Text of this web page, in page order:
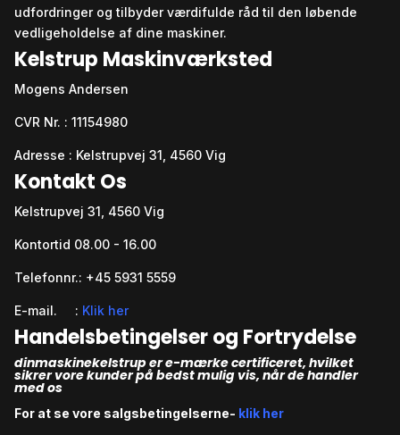
udfordringer og tilbyder værdifulde råd til den løbende
vedligeholdelse af dine maskiner.
Kelstrup Maskinværksted
Mogens Andersen
CVR Nr. : 11154980
Adresse : Kelstrupvej 31, 4560 Vig
Kontakt Os
Kelstrupvej 31, 4560 Vig
Kontortid 08.00 - 16.00
Telefonnr.: +45 5931 5559
E-mail. : Klik her
Handelsbetingelser og Fortrydelse
dinmaskinekelstrup er e-mærke certificeret, hvilket
sikrer vore kunder på bedst mulig vis, når de handler
med os
For at se vore salgsbetingelserne- klik her